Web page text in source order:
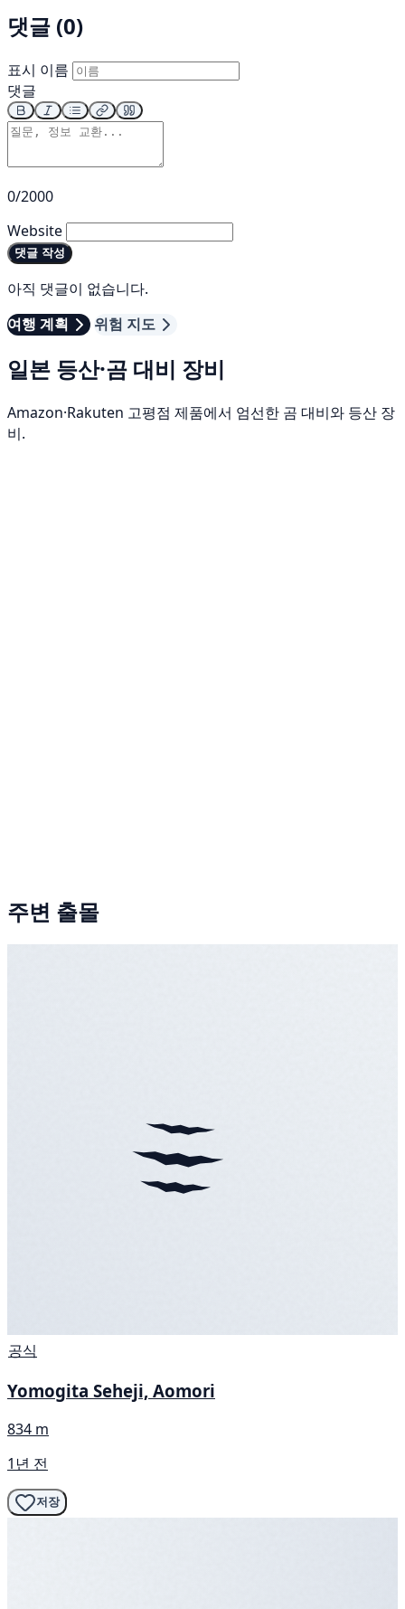
댓글 (0)
표시 이름
댓글
0/2000
Website
댓글 작성
아직 댓글이 없습니다.
여행 계획
위험 지도
일본 등산·곰 대비 장비
Amazon·Rakuten 고평점 제품에서 엄선한 곰 대비와 등산 장
비.
주변 출몰
공식
Yomogita Seheji, Aomori
834 m
1년 전
저장